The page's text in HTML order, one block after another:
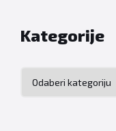
Kategorije